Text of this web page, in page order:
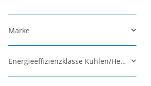
Marke
Energieeffizienzklasse Kühlen/Heizen